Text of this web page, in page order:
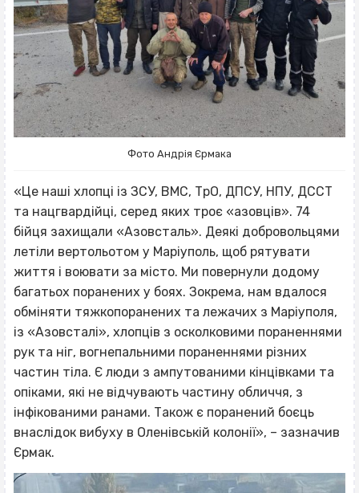
Фото Андрія Єрмака
«Це наші хлопці із ЗСУ, ВМС, ТрО, ДПСУ, НПУ, ДССТ
та нацгвардійці, серед яких троє «азовців». 74
бійця захищали «Азовсталь». Деякі добровольцями
летіли вертольотом у Маріуполь, щоб рятувати
життя і воювати за місто. Ми повернули додому
багатьох поранених у боях. Зокрема, нам вдалося
обміняти тяжкопоранених та лежачих з Маріуполя,
із «Азовсталі», хлопців з осколковими пораненнями
рук та ніг, вогнепальними пораненнями різних
частин тіла. Є люди з ампутованими кінцівками та
опіками, які не відчувають частину обличчя, з
інфікованими ранами. Також є поранений боєць
внаслідок вибуху в Оленівській колонії», – зазначив
Єрмак.